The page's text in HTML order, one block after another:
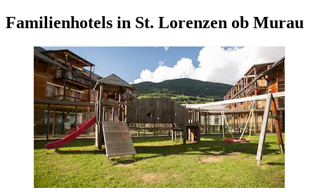
Familienhotels in St. Lorenzen ob Murau